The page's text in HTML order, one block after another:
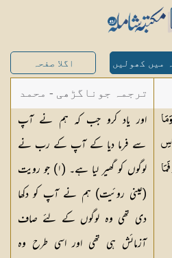
میں کھولیں اگلا صفحہ
ترجمہ جوناگڑھی - محمد
جونا گڑھی
اور یاد کرو جب کہ ہم نے آپ
سے فرما دیا کے آپ کے رب نے
لوگوں کو گھیر لیا ہے۔ (١) جو رویت
(عینی روئیت) ہم نے آپ کو دکھا
دی تھی وہ لوگوں کے لئے صاف
آزمائش ہی تھی اور اسی طرح وہ